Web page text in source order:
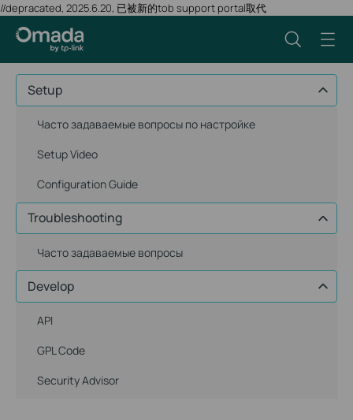
//depracated, 2025.6.20, 已被新的tob support portal取代
Setup
Часто задаваемые вопросы по настройке
Setup Video
Configuration Guide
Troubleshooting
Часто задаваемые вопросы
Develop
API
GPL Code
Security Advisor